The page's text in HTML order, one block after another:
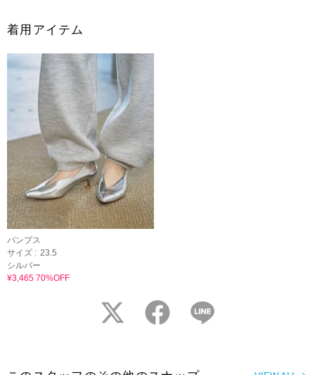
着用アイテム
パンプス
サイズ : 23.5
シルバー
¥3,465 70%OFF
twitter facebook